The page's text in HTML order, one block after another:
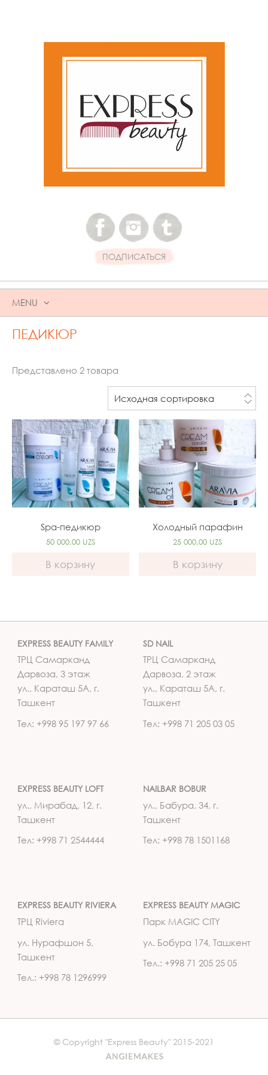
ПОДПИСАТЬСЯ
MENU
SKIP
TO
ПЕДИКЮР
Представлено 2 товара
Spa-педикюр
50 000,00 UZS
В корзину
Холодный парафин
25 000,00 UZS
В корзину
EXPRESS BEAUTY FAMILY
ТРЦ Самарканд
Дарвоза, 3 этаж
ул., Караташ 5А, г.
Ташкент
Тел: +998 95 197 97 66
SD NAIL
ТРЦ Самарканд
Дарвоза, 2 этаж
ул., Караташ 5А, г.
Ташкент
Тел: +998 71 205 03 05
EXPRESS BEAUTY LOFT
ул., Мирабад, 12, г.
Ташкент
Тел: +998 71 2544444
NAILBAR BOBUR
ул., Бабура, 34, г.
Ташкент
Тел: +998 78 1501168
EXPRESS BEAUTY RIVIERA
ТРЦ Riviera
ул. Нурафшон 5,
Ташкент
Тел.: +998 78 1296999
EXPRESS BEAUTY MAGIC
Парк MAGIC CITY
ул. Бобура 174, Ташкент
Тел.: +998 71 205 25 05
© Copyright "Express Beauty" 2015-2021